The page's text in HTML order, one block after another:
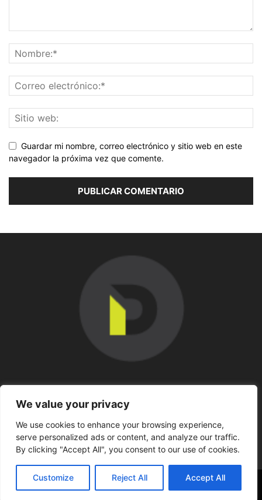
We value your privacy
We use cookies to enhance your browsing experience,
serve personalized ads or content, and analyze our traffic.
By clicking "Accept All", you consent to our use of cookies.
Customize Reject All Accept All
Guardar mi nombre, correo electrónico y sitio web en este
navegador la próxima vez que comente.
SÍGUENOS